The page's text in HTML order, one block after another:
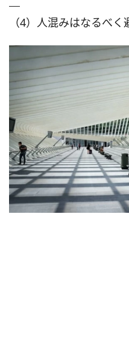
（4）人混みはなるべく